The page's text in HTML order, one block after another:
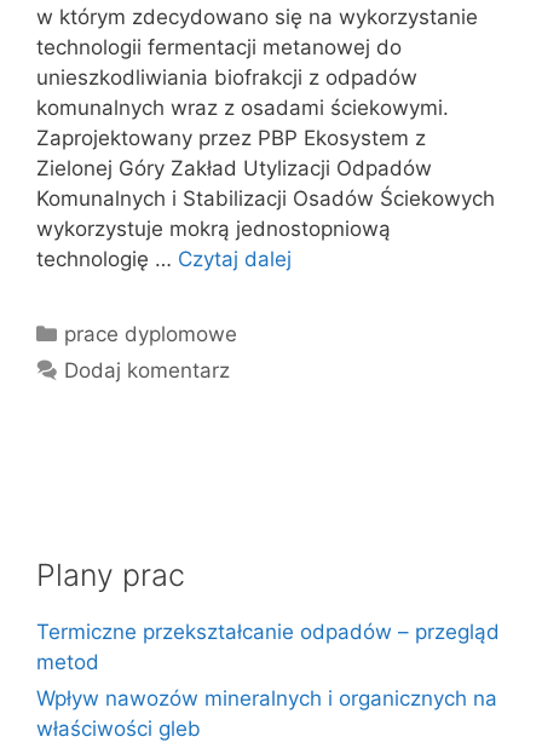
w którym zdecydowano się na wykorzystanie
technologii fermentacji metanowej do
unieszkodliwiania biofrakcji z odpadów
komunalnych wraz z osadami ściekowymi.
Zaprojektowany przez PBP Ekosystem z
Zielonej Góry Zakład Utylizacji Odpadów
Komunalnych i Stabilizacji Osadów Ściekowych
wykorzystuje mokrą jednostopniową
technologię … Czytaj dalej
Kategorie
prace dyplomowe
Dodaj komentarz
Plany prac
Termiczne przekształcanie odpadów – przegląd
metod
Wpływ nawozów mineralnych i organicznych na
właściwości gleb